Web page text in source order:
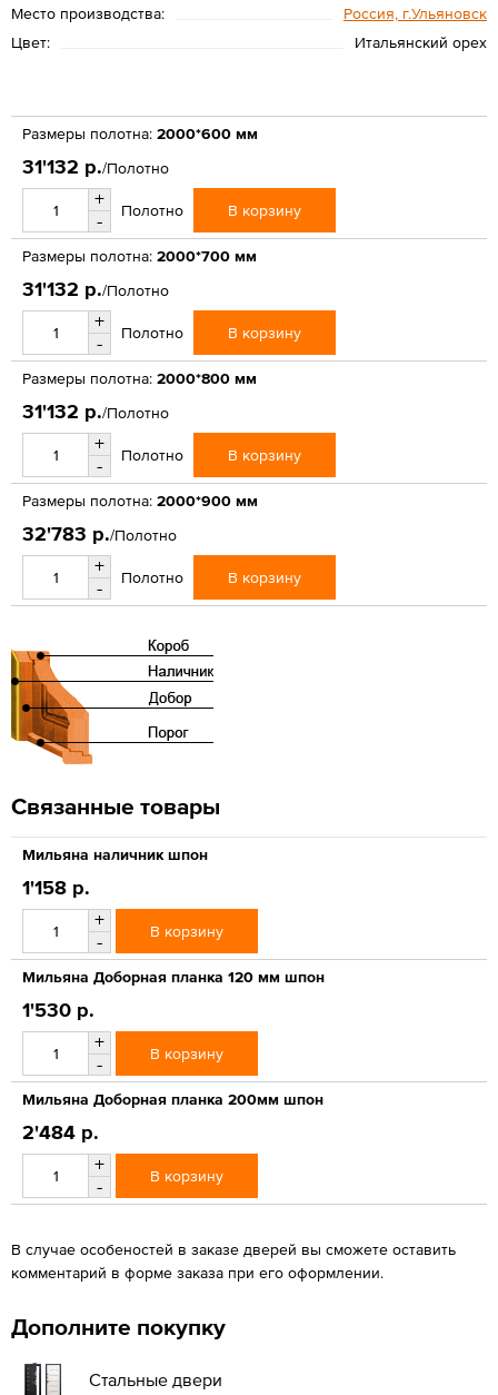
Место производства:
Россия, г.Ульяновск
Цвет:
Итальянский орех
Размеры полотна: 2000*600 мм
31'132 р./Полотно
+
-
Полотно В корзину
Размеры полотна: 2000*700 мм
31'132 р./Полотно
+
-
Полотно В корзину
Размеры полотна: 2000*800 мм
31'132 р./Полотно
+
-
Полотно В корзину
Размеры полотна: 2000*900 мм
32'783 р./Полотно
+
-
Полотно В корзину
Связанные товары
Мильяна наличник шпон
1'158 р.
+
-
В корзину
Мильяна Доборная планка 120 мм шпон
1'530 р.
+
-
В корзину
Мильяна Доборная планка 200мм шпон
2'484 р.
+
-
В корзину
В случае особеностей в заказе дверей вы сможете оставить
комментарий в форме заказа при его оформлении.
Дополните покупку
Стальные двери